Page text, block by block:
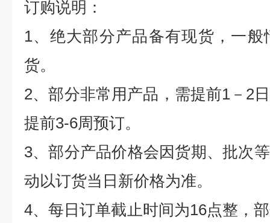
订购说明：
1、绝大部分产品备有现货，一
货。
2、部分非常用产品，需提前1 － 2
提前3-6周预订。
3、部分产品价格会因货期、批次
动以订货当日新价格为准。
4、每日订单截止时间为16点整，